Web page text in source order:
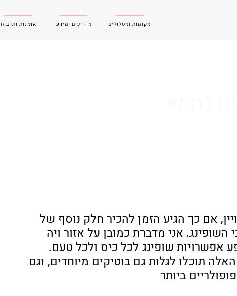
אומנות ותרבות מדריכים ומידע מקומות ומסלולים
אם כך הגיע הזמן להכיר חלק נוסף של
אני מדברת כמובן על אזור ויה
אפשרויות שופינג לכל כיס ולכל טעם.
תוכלו לגלות גם בוטיקים מיוחדים, וגם
ביותר